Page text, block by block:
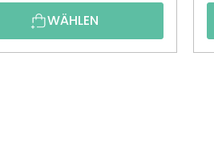
WÄHLEN